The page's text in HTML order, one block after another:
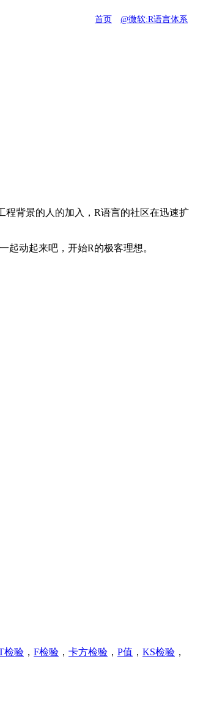
首页 @微软:R语言体系
背景的人的加入，R语言的社区在迅速扩
动起来吧，开始R的极客理想。
检验 ， F检验 ， 卡方检验 ， P值 ， KS检验 ，